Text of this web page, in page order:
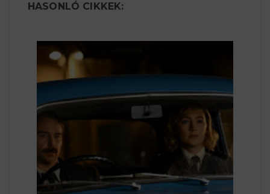
HASONLÓ CIKKEK: